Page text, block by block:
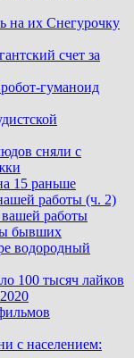
на их Снегурочку
счет за
гуманоид
сняли с
15 раньше
работы (ч. 2)
работы
бывших
водородный
100 тысяч лайков
с населением: